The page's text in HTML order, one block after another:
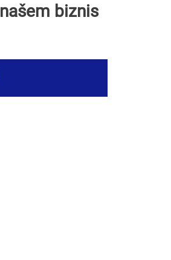
biznis